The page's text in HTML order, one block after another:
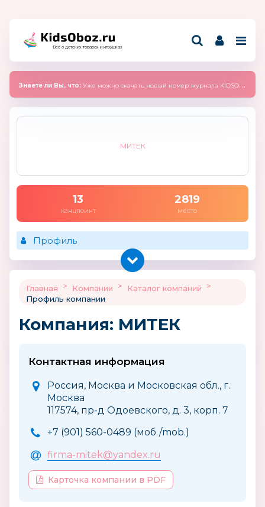
Всё о детских товарах и игрушках
Знаете ли Вы, что: Уже можно скачать новый номер журнала KIDSOBOZ 2025 (сентябрь)
МИТЕК
13
канцпоинт
2819
место
Профиль
Главная > Компании > Каталог компаний
>
Профиль компании
Компания: МИТЕК
Контактная информация
Россия, Москва и Московская обл., г.
Москва
117574, пр-д Одоевского, д. 3, корп. 7
+7 (901) 560-0489 (моб./mob.)
firma-mitek@yandex.ru
Карточка компании в PDF